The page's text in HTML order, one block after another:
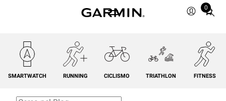
0
Total
cart:
0
SMARTWATCH RUNNING CICLISMO TRIATHLON FITNESS